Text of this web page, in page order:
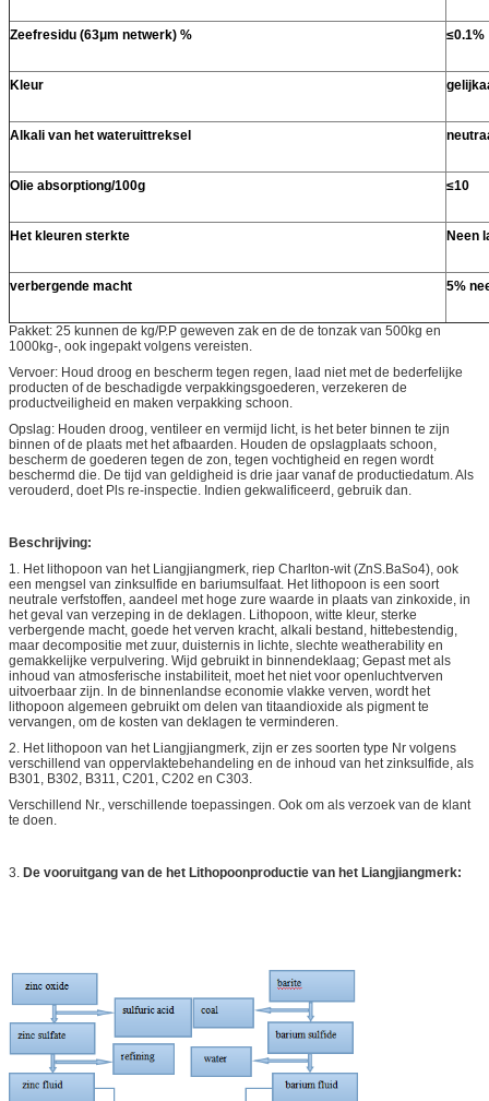
Zeefresidu (63μm netwerk) % ≤0.1%
Kleur
Alkali van het wateruittreksel
Olie absorptiong/100g ≤10
Het kleuren sterkte Neen
verbergende macht 5%
Pakket: 25 kunnen de kg/P.P geweven zak en de de tonzak van 500kg en
1000kg-, ook ingepakt volgens vereisten.
Vervoer: Houd droog en bescherm tegen regen, laad niet met de bederfelijke
producten of de beschadigde verpakkingsgoederen, verzekeren de
productveiligheid en maken verpakking schoon.
Opslag: Houden droog, ventileer en vermijd licht, is het beter binnen te zijn
binnen of de plaats met het afbaarden. Houden de opslagplaats schoon,
bescherm de goederen tegen de zon, tegen vochtigheid en regen wordt
beschermd die. De tijd van geldigheid is drie jaar vanaf de productiedatum. Als
verouderd, doet Pls re-inspectie. Indien gekwalificeerd, gebruik dan.
Beschrijving:
1. Het lithopoon van het Liangjiangmerk, riep Charlton-wit (ZnS.BaSo4), ook
een mengsel van zinksulfide en bariumsulfaat. Het lithopoon is een soort
neutrale verfstoffen, aandeel met hoge zure waarde in plaats van zinkoxide, in
het geval van verzeping in de deklagen. Lithopoon, witte kleur, sterke
verbergende macht, goede het verven kracht, alkali bestand, hittebestendig,
maar decompositie met zuur, duisternis in lichte, slechte weatherability en
gemakkelijke verpulvering. Wijd gebruikt in binnendeklaag; Gepast met als
inhoud van atmosferische instabiliteit, moet het niet voor openluchtverven
uitvoerbaar zijn. In de binnenlandse economie vlakke verven, wordt het
lithopoon algemeen gebruikt om delen van titaandioxide als pigment te
vervangen, om de kosten van deklagen te verminderen.
2. Het lithopoon van het Liangjiangmerk, zijn er zes soorten type Nr volgens
verschillend van oppervlaktebehandeling en de inhoud van het zinksulfide, als
B301, B302, B311, C201, C202 en C303.
Verschillend Nr., verschillende toepassingen. Ook om als verzoek van de klant
te doen.
3. De vooruitgang van de het Lithopoonproductie van het Liangjiangmerk: